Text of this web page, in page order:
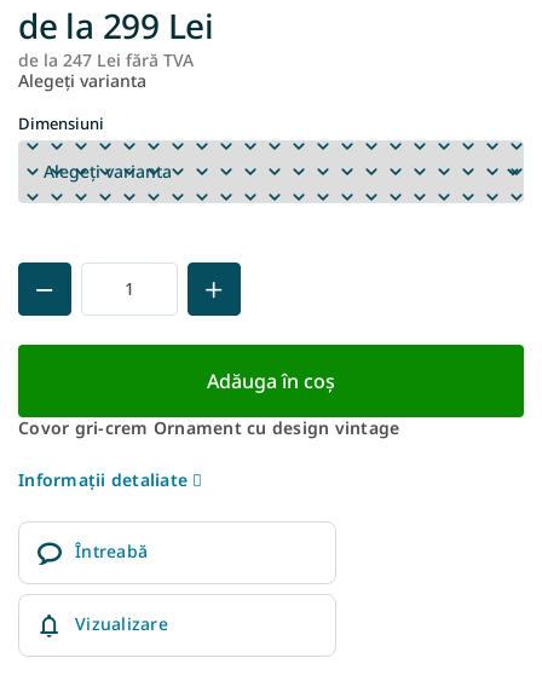
de la 299 Lei
de la 247 Lei fără TVA
Alegeţi varianta
Dimensiuni
Adăuga în coş
Covor gri-crem Ornament cu design vintage
Informaţii detaliate
Întreabă
Vizualizare